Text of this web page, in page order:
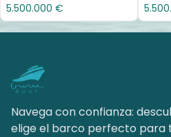
5.500.000 €
Navega con confianza:
elige el barco perfecto para